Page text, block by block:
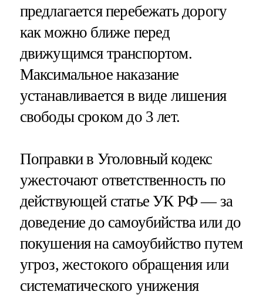
предлагается перебежать дорогу
как можно ближе перед
движущимся транспортом.
Максимальное наказание
устанавливается в виде лишения
свободы сроком до 3 лет.
Поправки в Уголовный кодекс
ужесточают ответственность по
действующей статье УК РФ — за
доведение до самоубийства или до
покушения на самоубийство путем
угроз, жестокого обращения или
систематического унижения